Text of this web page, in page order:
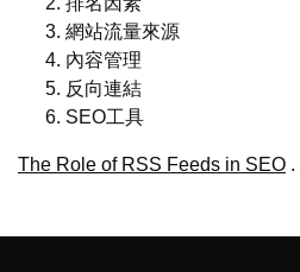
網站流量來源
內容管理
反向連結
SEO工具
The Role of RSS Feeds in SEO .